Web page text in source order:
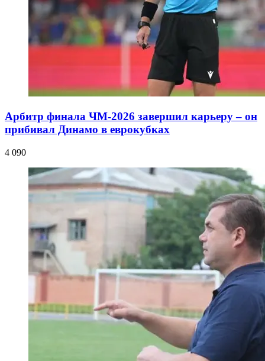
Арбитр финала ЧМ-2026 завершил карьеру – он
прибивал Динамо в еврокубках
4 090